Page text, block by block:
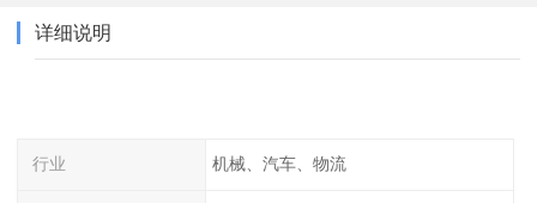
详细说明
行业 机械、汽车、物流